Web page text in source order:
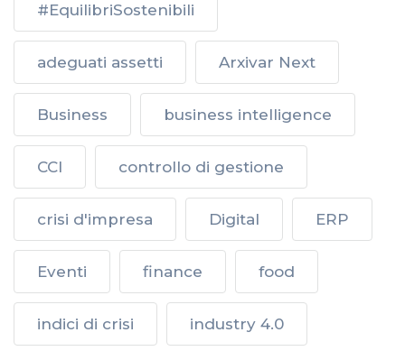
#EquilibriSostenibili
adeguati assetti Arxivar Next
Business business intelligence
CCI controllo di gestione
crisi d'impresa Digital ERP
Eventi finance food
indici di crisi industry 4.0